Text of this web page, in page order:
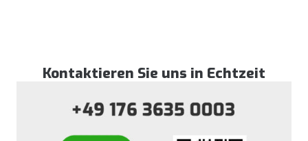
Kontaktieren Sie uns in Echtzeit